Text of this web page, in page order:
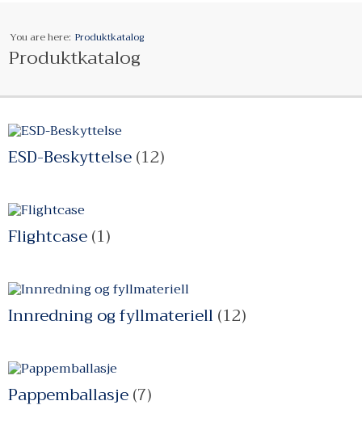
You are here: Produktkatalog
Produktkatalog
ESD-Beskyttelse(12)
Flightcase(1)
Innredning og fyllmateriell(12)
Pappemballasje(7)